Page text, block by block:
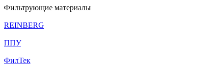
Фильтрующие материалы
REINBERG
ППУ
ФилТек